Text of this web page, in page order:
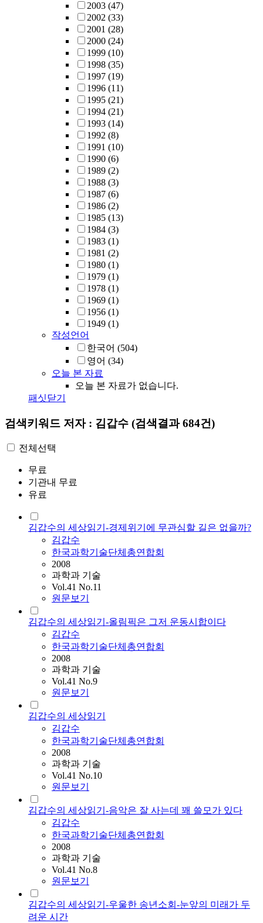
2003 (47)
2002 (33)
2001 (28)
2000 (24)
1999 (10)
1998 (35)
1997 (19)
1996 (11)
1995 (21)
1994 (21)
1993 (14)
1992 (8)
1991 (10)
1990 (6)
1989 (2)
1988 (3)
1987 (6)
1986 (2)
1985 (13)
1984 (3)
1983 (1)
1981 (2)
1980 (1)
1979 (1)
1978 (1)
1969 (1)
1956 (1)
1949 (1)
작성언어
한국어 (504)
영어 (34)
오늘 본 자료
오늘 본 자료가 없습니다.
패싯닫기
검색키워드 저자 : 김갑수 (검색결과 684건)
전체선택
무료
기관내 무료
유료
김갑수의 세상읽기-경제위기에 무관심할 길은 없을까?
김갑수
한국과학기술단체총연합회
2008
과학과 기술
Vol.41 No.11
원문보기
김갑수의 세상읽기-올림픽은 그저 운동시합이다
김갑수
한국과학기술단체총연합회
2008
과학과 기술
Vol.41 No.9
원문보기
김갑수의 세상읽기
김갑수
한국과학기술단체총연합회
2008
과학과 기술
Vol.41 No.10
원문보기
김갑수의 세상읽기-음악은 잘 사는데 꽤 쓸모가 있다
김갑수
한국과학기술단체총연합회
2008
과학과 기술
Vol.41 No.8
원문보기
김갑수의 세상읽기-우울한 송년소회-눈앞의 미래가 두
려운 시간